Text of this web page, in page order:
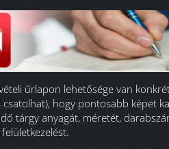
űrlapon lehetősége van
csatolhat), hogy pontosabb képet
tárgy anyagát, méretét,